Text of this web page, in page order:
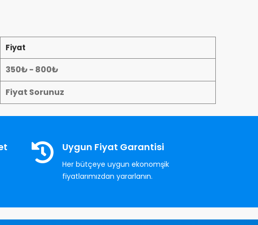
Fiyat
350₺ - 800₺
Fiyat Sorunuz
Uygun Fiyat Garantisi
Her bütçeye uygun ekonomşik
fiyatlarımızdan yararlanın.